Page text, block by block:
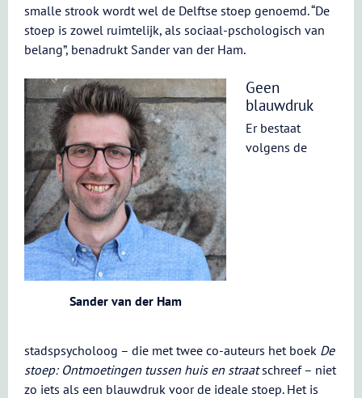
smalle strook wordt wel de Delftse stoep genoemd. “De
stoep is zowel ruimtelijk, als sociaal-pschologisch van
belang”, benadrukt Sander van der Ham.
Sander van der Ham
Geen
blauwdruk
Er bestaat
volgens de
stadspsycholoog – die met twee co-auteurs het boek De
stoep: Ontmoetingen tussen huis en straatschreef – niet
zo iets als een blauwdruk voor de ideale stoep. Het is